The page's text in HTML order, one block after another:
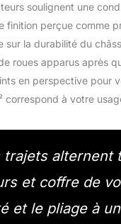
soulignent une
finition perçue comme
sur la durabilité du
roues apparus après
en perspective pour
correspond à votre
trajets alternent
et coffre de
et le pliage à